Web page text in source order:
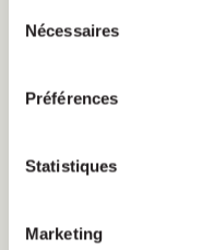
Nécessaires
Préférences
Statistiques
Marketing
Fév 2024
Le premier
transition
hard-cap